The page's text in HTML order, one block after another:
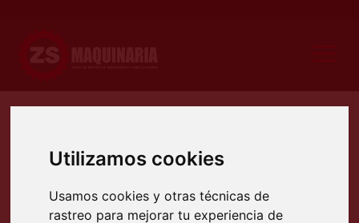
Utilizamos cookies
Usamos cookies y otras técnicas de
rastreo para mejorar tu experiencia de
Etiqueta: ocasión